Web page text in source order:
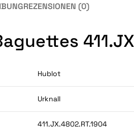
REZENSIONEN (0)
Hublot
Urknall
411.JX.4802.RT.1904